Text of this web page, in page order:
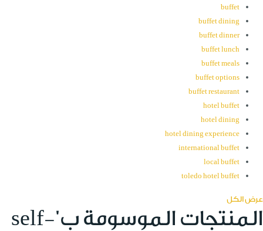
buffet
buffet dining
buffet dinner
buffet lunch
buffet meals
buffet options
buffet restaurant
hotel buffet
hotel dining
hotel dining experience
international buffet
local buffet
toledo hotel buffet
عرض الكل
المنتجات الموسومة ب 'self-